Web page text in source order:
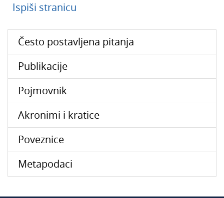
Ispiši stranicu
Često postavljena pitanja
Publikacije
Pojmovnik
Akronimi i kratice
Poveznice
Metapodaci